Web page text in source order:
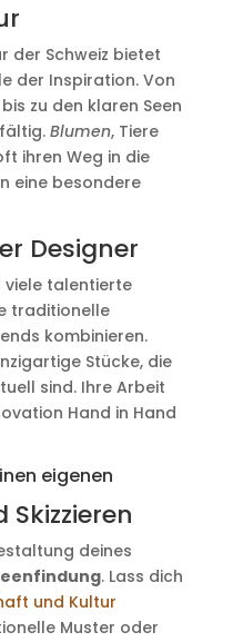
der Schweiz bietet
der Inspiration. Von
zu den klaren Seen
Blumen, Tiere
ihren Weg in die
eine besondere
Designer
viele talentierte
traditionelle
kombinieren.
Stücke, die
sind. Ihre Arbeit
Hand in Hand
eigenen
deines
. Lass dich
und Kultur
Muster oder